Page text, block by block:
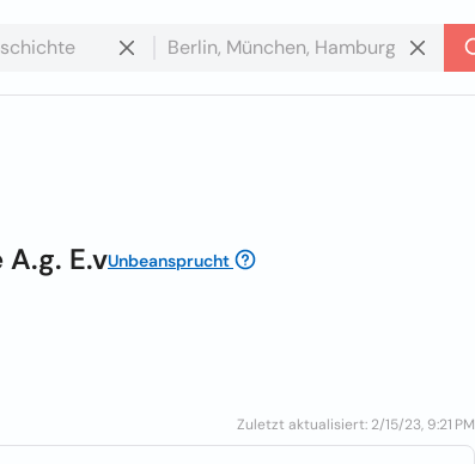
E.vUnbeansprucht
Zuletzt aktualisiert: 2/15/23, 9:21 PM